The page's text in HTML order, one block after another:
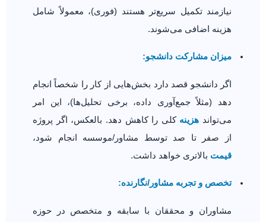
نیازمند تکمیل سریع‌تر هستند (فوری)، معمولاً شامل
هزینه اضافی می‌شوند.
میزان مشارکت دانشجو:
اگر دانشجو قصد دارد بخش‌هایی از کار را شخصاً انجام
دهد (مثلاً جمع‌آوری داده، برخی تحلیل‌ها)، این امر
می‌تواند هزینه کلی را کاهش دهد. بالعکس، اگر پروژه
از صفر تا صد توسط مشاور/موسسه انجام شود،
قیمت بالاتری خواهد داشت.
تخصص و تجربه مشاور/نگارنده:
مشاوران و محققان با سابقه و متخصص در حوزه